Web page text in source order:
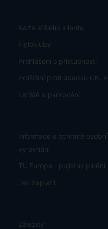
Karta stálého klienta
Figlokluby
Prohlášení o přístupnosti
Pojištění proti úpadku CK,
Letiště a parkování
Informace o ochraně
vyrovnání
TU Europa - pojistné plnění
Jak zaplatit
Zájezdy